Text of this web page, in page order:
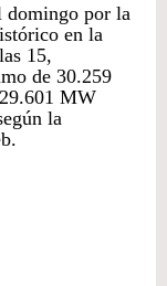
domingo por la
en la
15,
de 30.259
MW
la